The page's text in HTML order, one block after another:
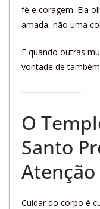
fé e coragem. Ela
amada, não uma
E quando outras
vontade de
O
Santo
Cuidar do corpo é